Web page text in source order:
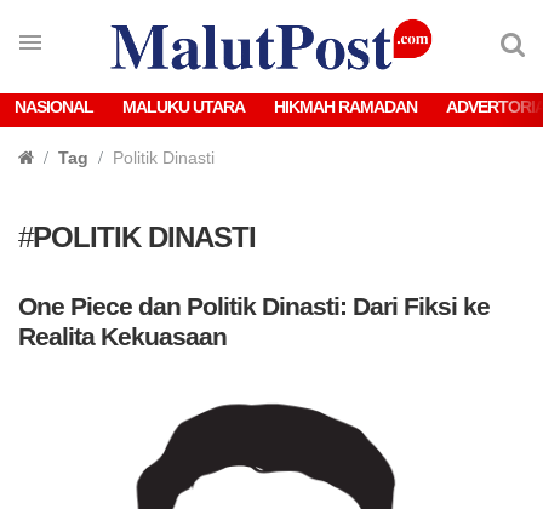
NASIONAL MALUKU UTARA HIKMAH RAMADAN
Tag Politik Dinasti
#POLITIK DINASTI
One Piece dan Politik Dinasti: Dari Fiksi ke
Realita Kekuasaan